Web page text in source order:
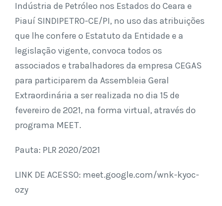
Indústria de Petróleo nos Estados do Ceara e
Piauí SINDIPETRO-CE/PI, no uso das atribuições
que lhe confere o Estatuto da Entidade e a
legislação vigente, convoca todos os
associados e trabalhadores da empresa CEGAS
para participarem da Assembleia Geral
Extraordinária a ser realizada no dia 15 de
fevereiro de 2021, na forma virtual, através do
programa MEET.
Pauta: PLR 2020/2021
LINK DE ACESSO: meet.google.com/wnk-kyoc-
ozy